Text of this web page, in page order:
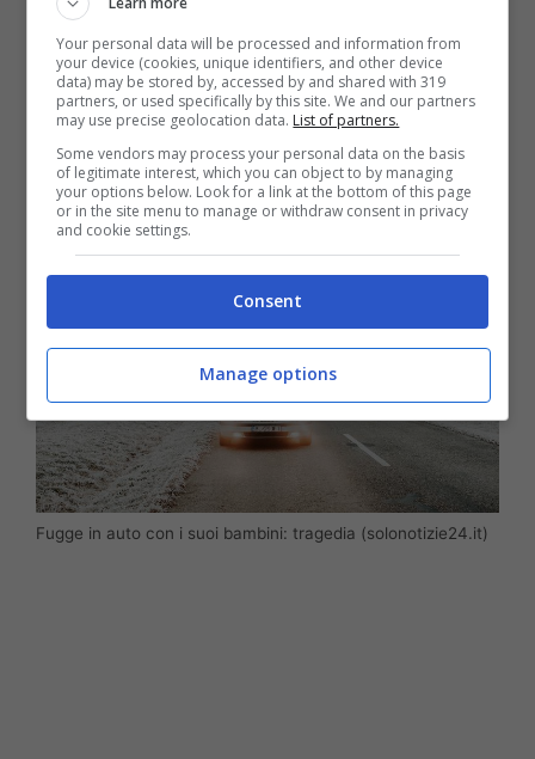
svegliandosi e capendo la sorte di suo fratello
e di sua mamma, aveva bussato a una casa
della zonadicendo che la sua famiglia era
mortain un campo.
Fugge in auto con i suoi bambini: tragedia (solonotizie24.it)
Your personal data will be processed and information from
your device (cookies, unique identifiers, and other device
data) may be stored by, accessed by and shared with 319
partners, or used specifically by this site. We and our partners
may use precise geolocation data. List of partners.
Some vendors may process your personal data on the basis
of legitimate interest, which you can object to by managing
your options below. Look for a link at the bottom of this page
or in the site menu to manage or withdraw consent in privacy
and cookie settings.
Consent
Manage options